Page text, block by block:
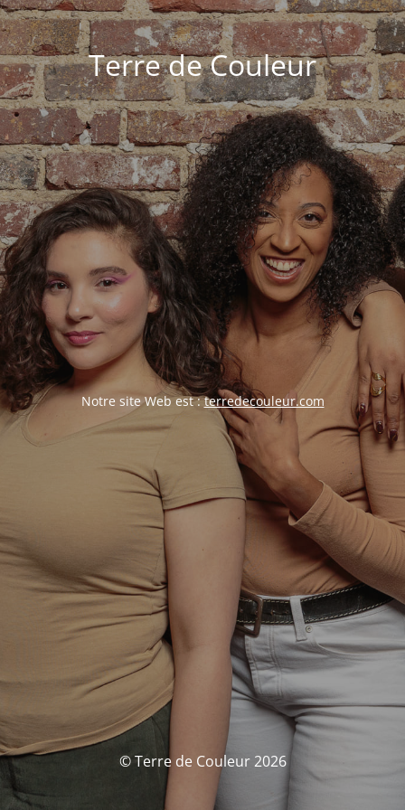
Terre de Couleur
Notre site Web est :terredecouleur.com
© Terre de Couleur 2026